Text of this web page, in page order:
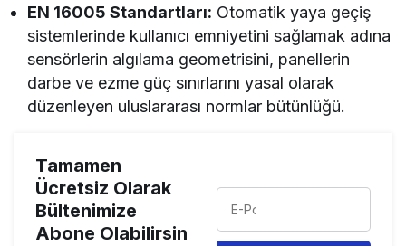
EN 16005 Standartları: Otomatik yaya geçiş
sistemlerinde kullanıcı emniyetini sağlamak adına
sensörlerin algılama geometrisini, panellerin
darbe ve ezme güç sınırlarını yasal olarak
düzenleyen uluslararası normlar bütünlüğü.
Tamamen
Ücretsiz Olarak
Bültenimize
Abone Olabilirsin